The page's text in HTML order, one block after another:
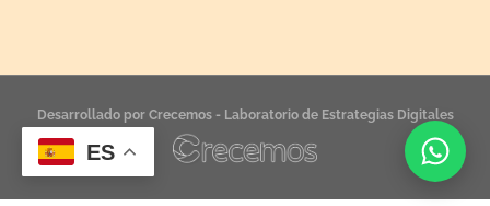
Desarrollado por Crecemos - Laboratorio de Estrategias Digitales
ES